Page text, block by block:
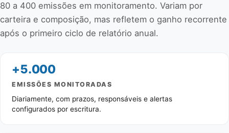
80 a 400 emissões em monitoramento. Variam por
carteira e composição, mas refletem o ganho recorrente
após o primeiro ciclo de relatório anual.
+5.000
EMISSÕES MONITORADAS
Diariamente, com prazos, responsáveis e alertas
configurados por escritura.